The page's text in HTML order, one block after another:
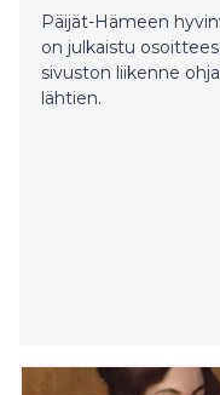
Päijät-Hämeen
on julkaistu
sivuston liikenne
lähtien.